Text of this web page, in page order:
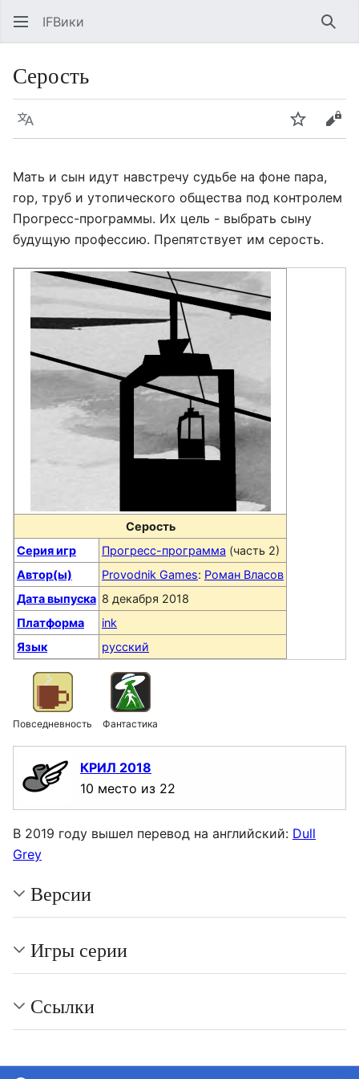
IFВики
Серость
Язык Следить
Мать и сын идут навстречу судьбе на фоне пара,
гор, труб и утопического общества под контролем
Прогресс-программы. Их цель - выбрать сыну
будущую профессию. Препятствует им серость.
Серость
Серия игр
Прогресс-программа (часть 2)
Автор(ы)
Provodnik Games: Роман Власов
Дата выпуска 8 декабря 2018
Платформа
ink
Язык
русский
Повседневность Фантастика
КРИЛ 2018
10 место из 22
В 2019 году вышел перевод на английский: Dull
Grey
Версии
Игры серии
Ссылки